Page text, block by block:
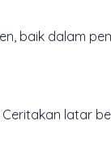
baik dalam
latar